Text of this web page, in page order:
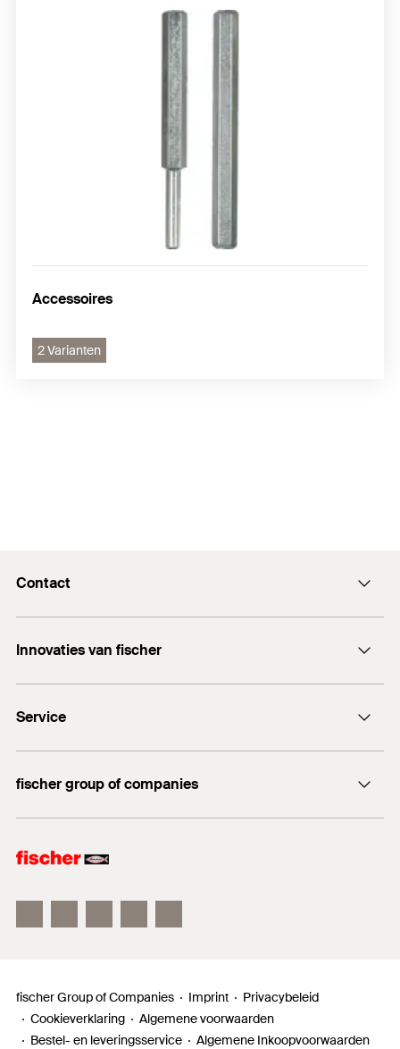
Accessoires
2 Varianten
Contact
info@fischer.nl
+31 35 6 95 66 66
Innovaties van fischer
DuoSeal
Traploze stelschroef FAFS
FIS V Plus
Service
Technisch advies
fischer group of companies
fischer Electronic Solutions
fischer Group of Companies Imprint
Privacybeleid
Cookieverklaring
Algemene voorwaarden
Bestel- en leveringsservice
Algemene Inkoopvoorwaarden